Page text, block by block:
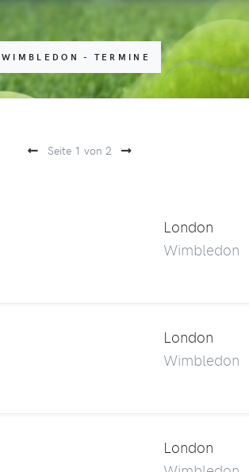
WIMBLEDON - TERMINE
Seite 1 von 2
London
Wimbledon
London
Wimbledon
London